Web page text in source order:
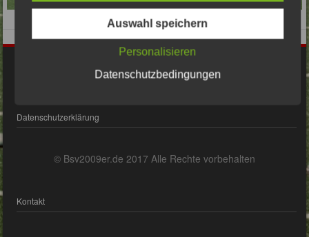
Datenschutzerklärung
© Bsv2009er.de 2017 Alle Rechte vorbehalten
Kontakt
Auswahl speichern
Personalisieren
Datenschutzbedingungen